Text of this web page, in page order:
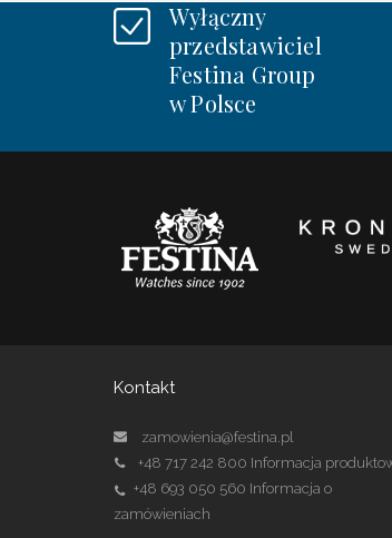
Wyłączny
przedstawiciel
Festina Group
w Polsce
Kontakt
zamowienia@festina.pl
+48 717 242 800 Informacja
+48 693 050 560 Informacja o
zamówieniach